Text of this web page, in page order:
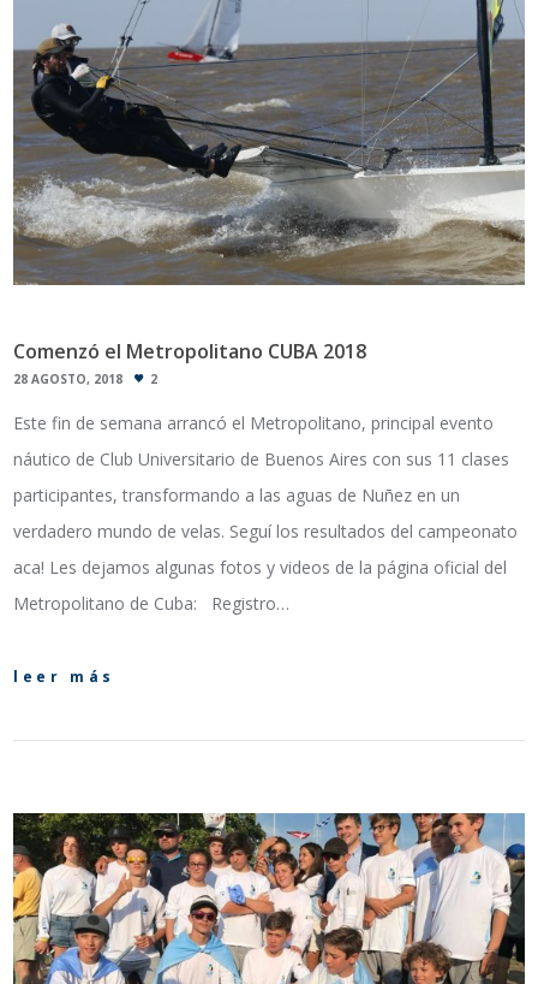
Comenzó el Metropolitano CUBA 2018
28 AGOSTO, 2018 2
Este fin de semana arrancó el Metropolitano, principal evento
náutico de Club Universitario de Buenos Aires con sus 11 clases
participantes, transformando a las aguas de Nuñez en un
verdadero mundo de velas. Seguí los resultados del campeonato
aca! Les dejamos algunas fotos y videos de la página oficial del
Metropolitano de Cuba: Registro…
leer más